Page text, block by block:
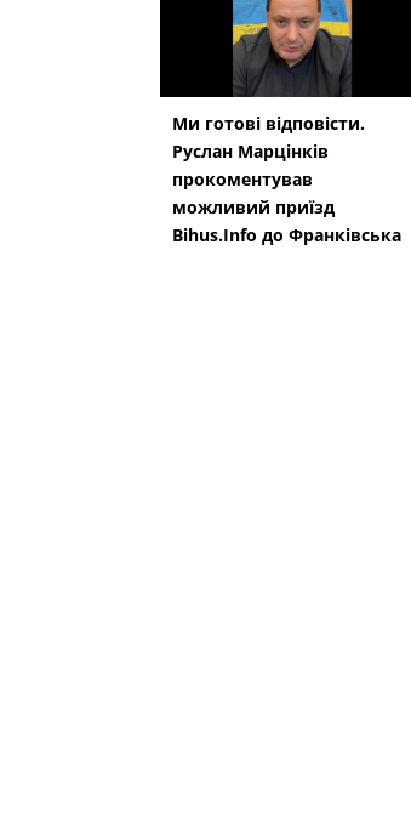
Ми готові відповісти.
Руслан Марцінків
прокоментував
можливий приїзд
Bihus.Info до Франківська